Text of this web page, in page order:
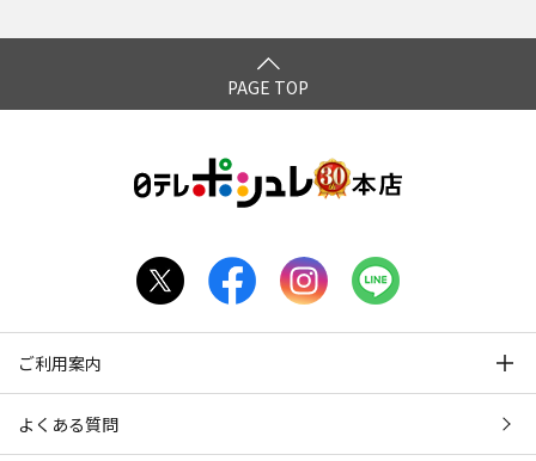
PAGE TOP
ご利用案内
よくある質問